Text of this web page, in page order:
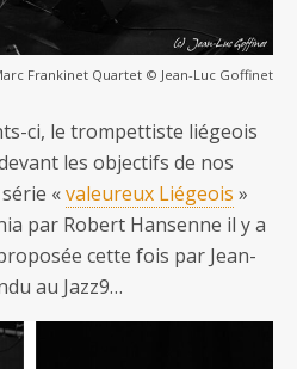
Frankinet Quartet © Jean-Luc Goffinet
ci, le trompettiste liégeois
les objectifs de nos
«valeureux Liégeois »
par Robert Hansenne il y a
cette fois par Jean-
au Jazz9…